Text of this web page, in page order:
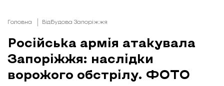
Головна Відбудова Запоріжжя
Російська армія атакувала
Запоріжжя: наслідки
ворожого обстрілу. ФОТО